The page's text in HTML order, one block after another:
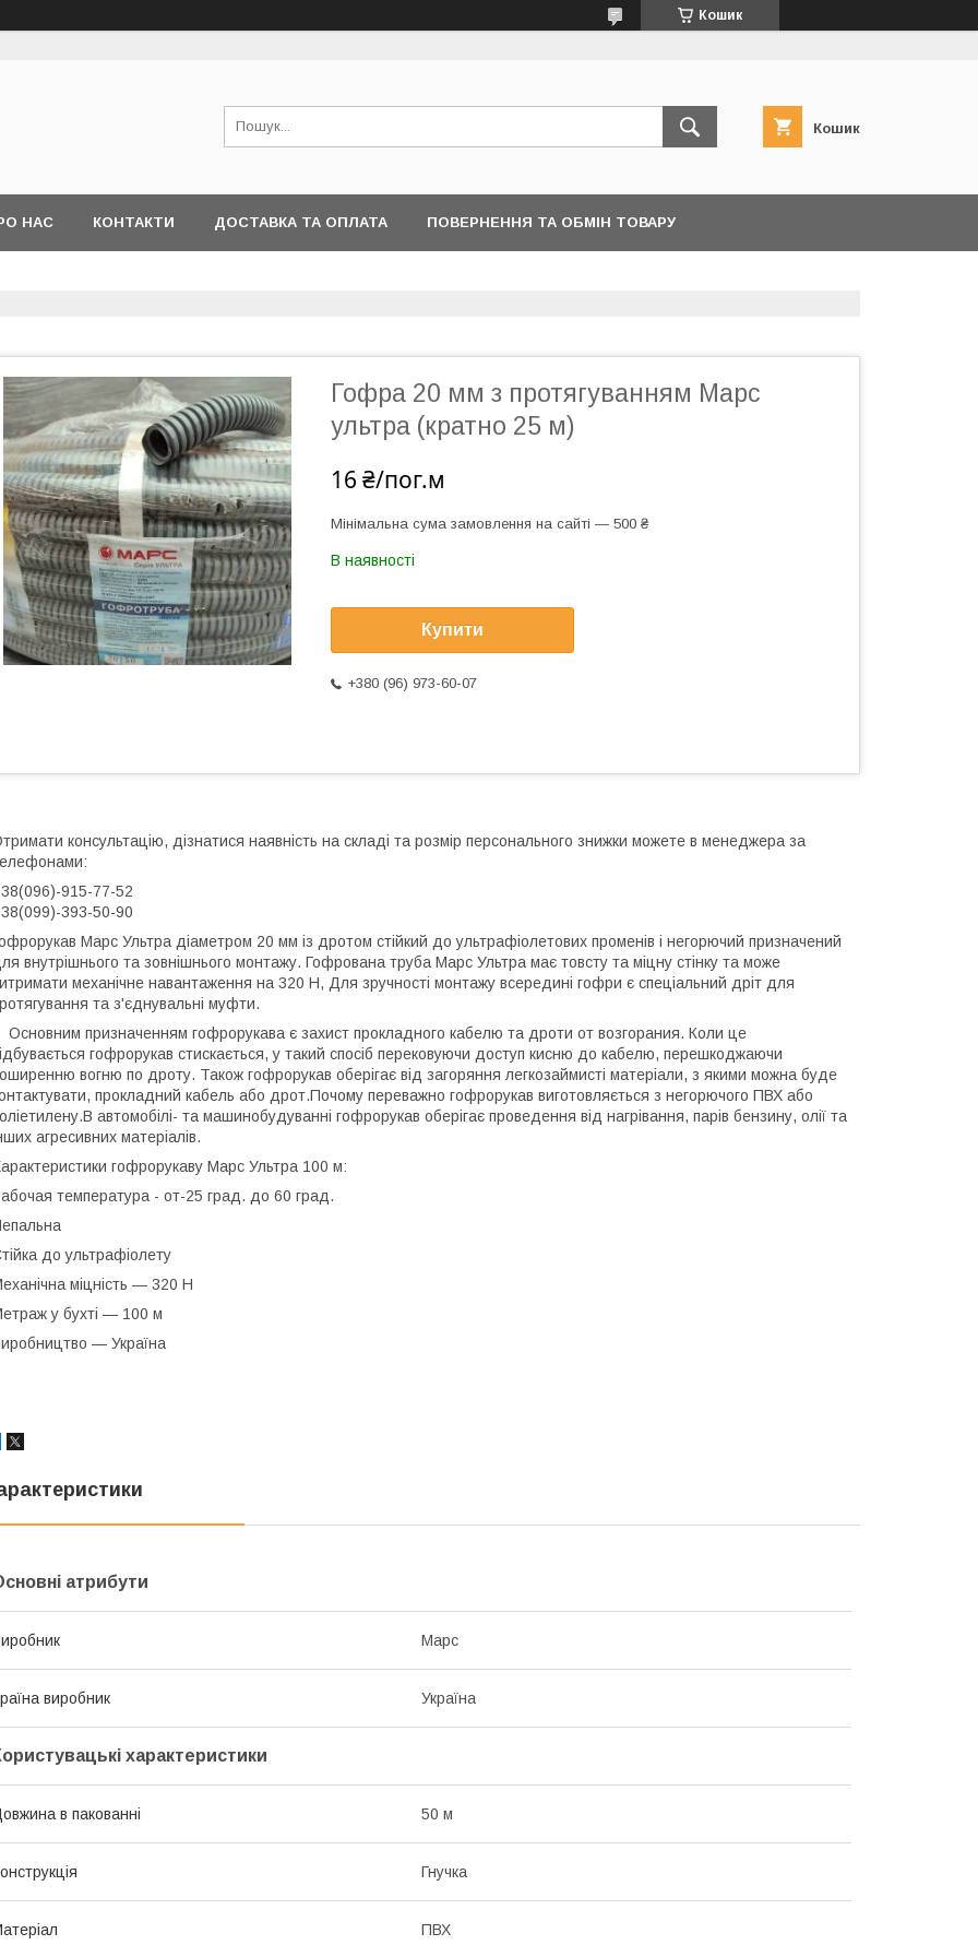
Кошик
Кошик
НАС КОНТАКТИ ДОСТАВКА ТА ОПЛАТА ПОВЕРНЕННЯ ТА ОБМІН ТОВАРУ
Гофра 20 мм з протягуванням Марс
ультра (кратно 25 м)
16 ₴/пог.м
Мінімальна сума замовлення на сайті — 500 ₴
В наявності
Купити
+380 (96) 973-60-07
консультацію, дізнатися наявність на складі та розмір персонального знижки можете в менеджера за
915-77-52
393-50-90
Марс Ультра діаметром 20 мм із дротом стійкий до ультрафіолетових променів і негорючий призначений
внутрішнього та зовнішнього монтажу. Гофрована труба Марс Ультра має товсту та міцну стінку та може
механічне навантаження на 320 H, Для зручності монтажу всередині гофри є спеціальний дріт для
та з'єднувальні муфти.
Основним призначенням гофрорукава є захист прокладного кабелю та дроти от возгорания. Коли це
гофрорукав стискається, у такий спосіб перековуючи доступ кисню до кабелю, перешкоджаючи
вогню по дроту. Також гофрорукав оберігає від загоряння легкозаймисті матеріали, з якими можна буде
прокладний кабель або дрот.Почому переважно гофрорукав виготовляється з негорючого ПВХ або
автомобілі- та машинобудуванні гофрорукав оберігає проведення від нагрівання, парів бензину, олії та
агресивних матеріалів.
гофрорукаву Марс Ультра 100 м:
температура - от-25 град. до 60 град.
до ультрафіолету
міцність — 320 H
у бухті — 100 м
— Україна
атрибути
Марс
виробник Україна
характеристики
в пакованні 50 м
Гнучка
ПВХ